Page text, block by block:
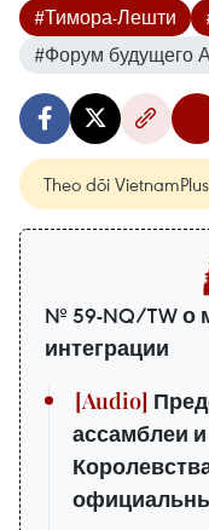
#Тимора-Лешти
#Форум будущего
Theo dõi VietnamPlus
№ 59-NQ/TW о
интеграции
ассамблеи